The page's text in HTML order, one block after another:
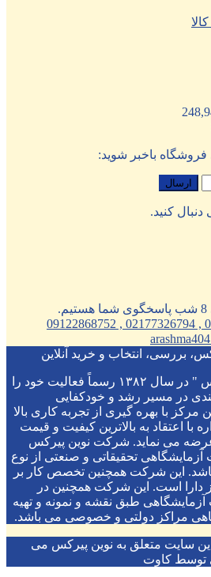
فروشگاه باخبر شوید:
کنید.
بررسی، انتخاب و خرید آنلاین
" شرکت تولیدی نوین پیرکس " در سال ۱۳۸۲ رسماً فعالیت خود را
در مسیر رشد و خودکفایی
با بهره گیری از تجربه کاری بالا
با اعتقاد به بالاترین کیفیت و قیمت
می نماید. شرکت نوین پیرکس
آزمایشگاهی تحقیقاتی و صنعتی از نوع
این شرکت همچنین تخصص کار بر
دارا است. این شرکت همچنین در
آزمایشگاهی طبق نقشه و نمونه و تهیه
‌مراکز دولتی و خصوصی می باشد.
سایت متعلق به نوین پیرکس می
توسط کاوت